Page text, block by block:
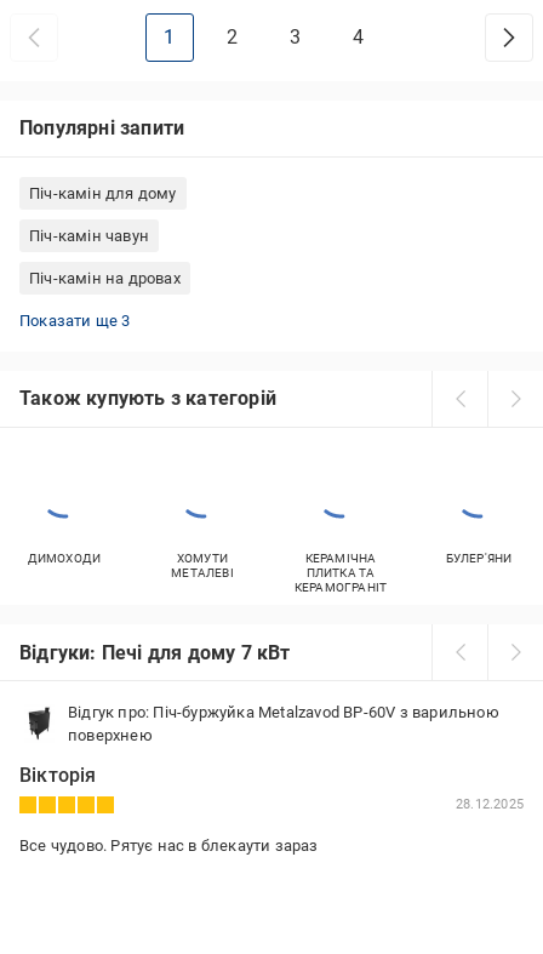
1 2 3 4
Популярні запити
Піч-камін для дому
Піч-камін чавун
Піч-камін на дровах
Піч-камін Туреччина
Піч-камін 9 кВт
Піч-камін Італія
Показати ще 3
Також купують з категорій
ДИМОХОДИ
ХОМУТИ
МЕТАЛЕВІ
КЕРАМІЧНА
ПЛИТКА ТА
КЕРАМОГРАНІТ
БУЛЕР'ЯНИ
Відгуки: Печі для дому 7 кВт
Відгук про: Піч-буржуйка Metalzavod BP-60V з варильною
поверхнею
Вікторія
28.12.2025
Все чудово. Рятує нас в блекаути зараз